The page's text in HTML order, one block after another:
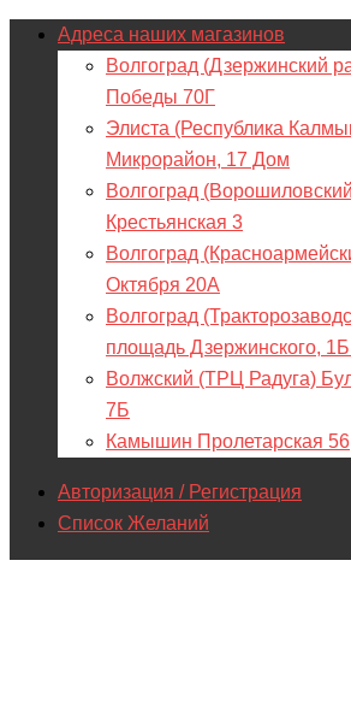
Адреса наших магазинов
Волгоград (Дзержинский
Победы 70Г
Элиста (Республика
Микрорайон, 17 Дом
Волгоград
Крестьянская 3
Волгоград
Октября 20А
Волгоград
площадь Дзержинского,
Волжский (ТРЦ Радуга)
7Б
Камышин Пролетарская 56
Авторизация / Регистрация
Список Желаний